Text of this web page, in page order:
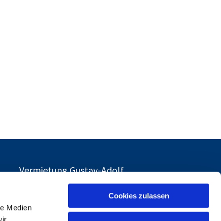
Medien
Cookies zulassen
Vermietung Gustav-Adolf